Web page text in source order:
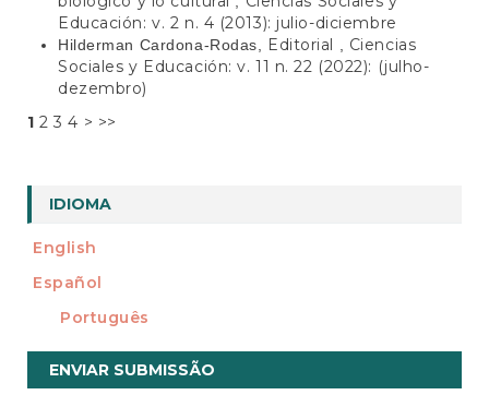
Educación: v. 2 n. 4 (2013): julio-diciembre
Hilderman Cardona-Rodas, Editorial , Ciencias
Sociales y Educación: v. 11 n. 22 (2022): (julho-
dezembro)
1 2 3 4 > >>
IDIOMA
English
Español
Português
Enviar
Submissão
ENVIAR SUBMISSÃO